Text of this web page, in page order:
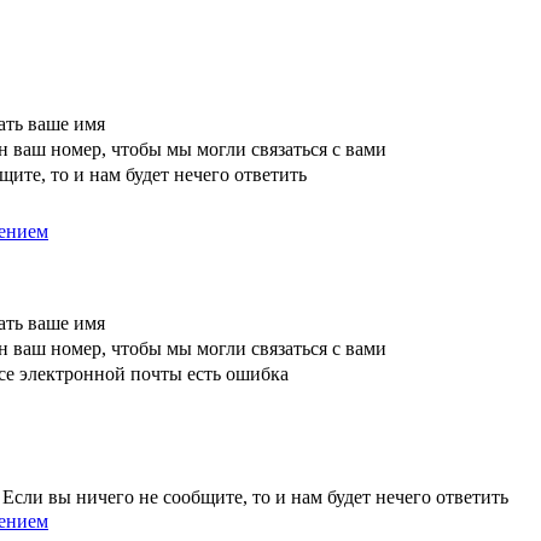
ваше имя
ваш номер, чтобы мы могли связаться с вами
то и нам будет нечего ответить
ваше имя
ваш номер, чтобы мы могли связаться с вами
электронной почты есть ошибка
Если вы ничего не сообщите, то и нам будет нечего ответить